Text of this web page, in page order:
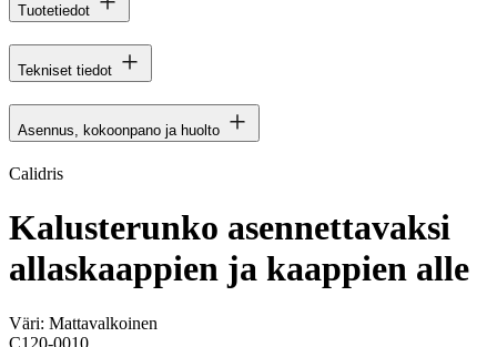
Tuotetiedot
Tekniset tiedot
Asennus, kokoonpano ja huolto
Calidris
Kalusterunko asennettavaksi
allaskaappien ja kaappien alle
Väri: Mattavalkoinen
C120-0010